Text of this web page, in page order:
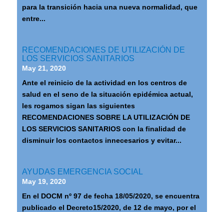
para la transición hacia una nueva normalidad, que
entre...
RECOMENDACIONES DE UTILIZACIÓN DE
LOS SERVICIOS SANITARIOS
May 21, 2020
Ante el reinicio de la actividad en los centros de
salud en el seno de la situación epidémica actual,
les rogamos sigan las siguientes
RECOMENDACIONES SOBRE LA UTILIZACIÓN DE
LOS SERVICIOS SANITARIOS con la finalidad de
disminuir los contactos innecesarios y evitar...
AYUDAS EMERGENCIA SOCIAL
May 19, 2020
En el DOCM nº 97 de fecha 18/05/2020, se encuentra
publicado el Decreto15/2020, de 12 de mayo, por el